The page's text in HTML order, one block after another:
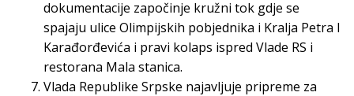
dokumentacije započinje kružni tok gdje se
spajaju ulice Olimpijskih pobjednika i Kralja Petra I
Karađorđevića i pravi kolaps ispred Vlade RS i
restorana Mala stanica.
Vlada Republike Srpske najavljuje pripreme za